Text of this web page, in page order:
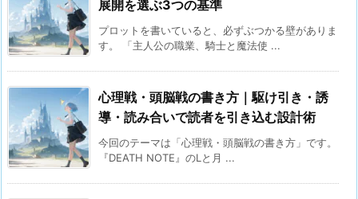
展開を選ぶ3つの基準
プロットを書いていると、必ずぶつかる壁がありま
す。 「主人公の職業、騎士と魔法使 ...
心理戦・頭脳戦の書き方｜駆け引き・誘
導・読み合いで読者を引き込む設計術
今回のテーマは「心理戦・頭脳戦の書き方」です。
『DEATH NOTE』のLと月 ...